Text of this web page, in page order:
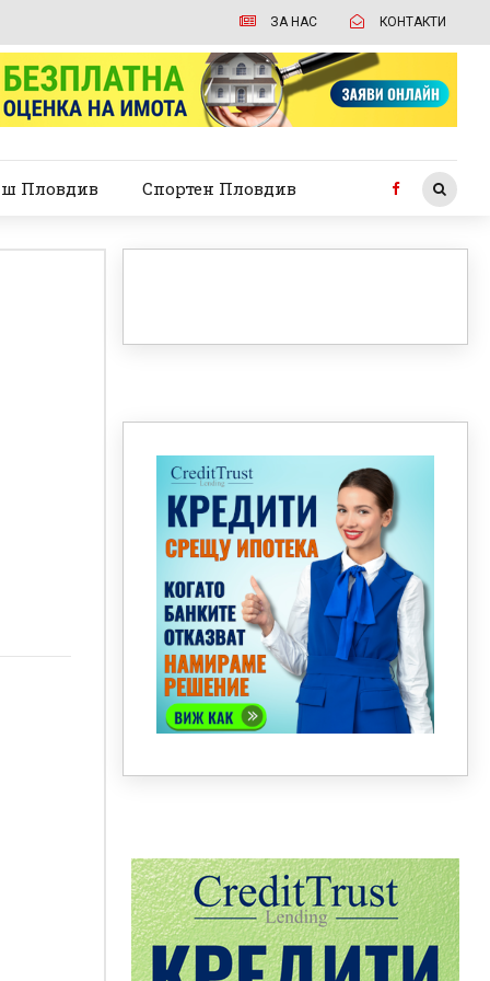
ЗА НАС КОНТАКТИ
Пловдив Спортен Пловдив